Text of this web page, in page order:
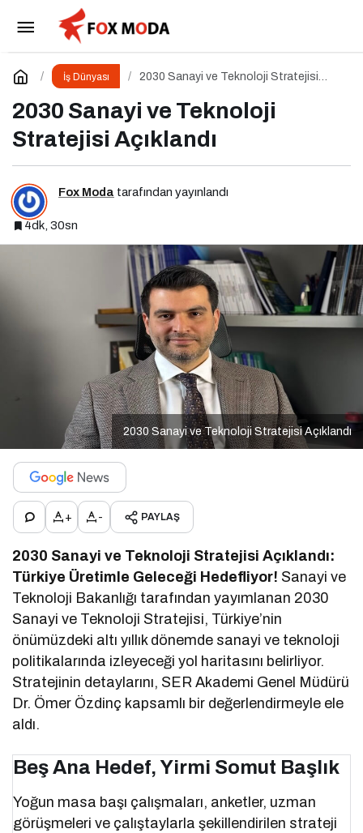
İş Dünyası
2030 Sanayi ve Teknoloji Stratejisi
2030 Sanayi ve Teknoloji
Stratejisi Açıklandı
Fox Moda tarafından yayınlandı
4dk, 30sn
2030 Sanayi ve Teknoloji Stratejisi Açıklandı
+ - PAYLAŞ
2030 Sanayi ve Teknoloji Stratejisi Açıklandı:
Türkiye Üretimle Geleceği Hedefliyor! Sanayi ve
Teknoloji Bakanlığı tarafından yayımlanan 2030
Sanayi ve Teknoloji Stratejisi, Türkiye’nin
önümüzdeki altı yıllık dönemde sanayi ve teknoloji
politikalarında izleyeceği yol haritasını belirliyor.
Stratejinin detaylarını, SER Akademi Genel Müdürü
Dr. Ömer Özdinç kapsamlı bir değerlendirmeyle ele
aldı.
Beş Ana Hedef, Yirmi Somut Başlık
Yoğun masa başı çalışmaları, anketler, uzman
görüşmeleri ve çalıştaylarla şekillendirilen strateji
İçerik Yönetimi 1.0 Etkinliği İçin Geri Sayım!
Yorum Yap